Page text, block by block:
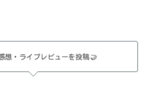
想・ライブレビューを投稿🤝